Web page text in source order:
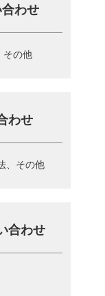
わせ
その他
わせ
、その他
合わせ